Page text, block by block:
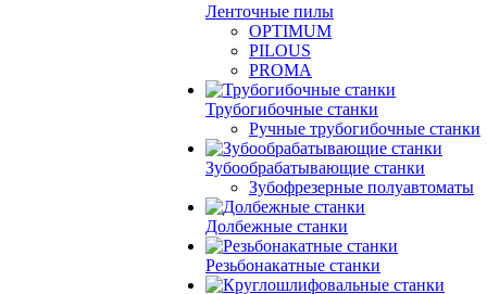
Ленточные пилы
OPTIMUM
PILOUS
PROMA
Трубогибочные станки
Ручные трубогибочные станки
Зубообрабатывающие станки
Зубофрезерные полуавтоматы
Долбежные станки
Резьбонакатные станки